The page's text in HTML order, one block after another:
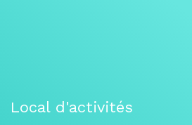
Local d'activités